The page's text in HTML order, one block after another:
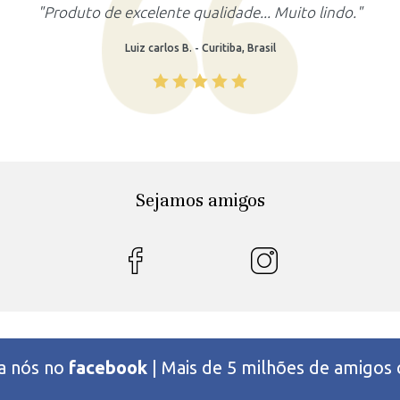
"Produto lindo, atendeu as minhas expectativas."
Rafaela M. - Recife, Brasil
Sejamos amigos
nós no facebook | Mais de 5 milhões de amigos